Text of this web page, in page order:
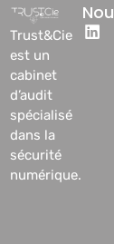
Trust&Cie
est un
cabinet
d’audit
spécialisé
dans la
sécurité
numérique.